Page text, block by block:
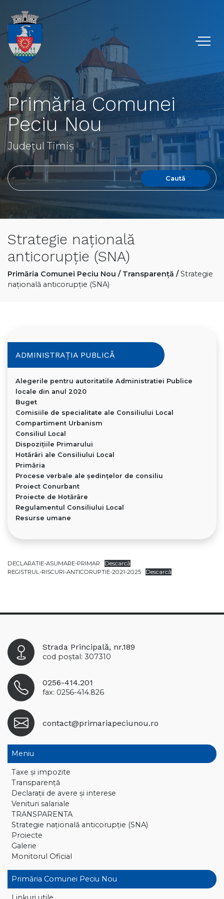
Primăria Comunei
Peciu Nou
Județul Timiș
Caută
Strategie națională
anticorupție (SNA)
Primăria Comunei Peciu Nou / Transparență /Strategie
națională anticorupție (SNA)
ADMINISTRAȚIA PUBLICĂ
Alegerile pentru autoritatile Administratiei Publice
locale din anul 2020
Buget
Comisiile de specialitate ale Consiliului Local
Compartiment Urbanism
Consiliul Local
Dispoziţiile Primarului
Hotărâri ale Consiliului Local
Primăria
Procese verbale ale ședințelor de consiliu
Proiect Conurbant
Proiecte de Hotărâre
Regulamentul Consiliului Local
Resurse umane
DECLARATIE-ASUMARE-PRIMAR
Descarcă
REGISTRUL-RISCURI-ANTICORUPTIE-2021-2025
Descarcă
Strada Principală, nr.189
cod poștal: 307310
0256-414.201
fax: 0256-414.826
contact@primariapeciunou.ro
Meniu
Taxe și impozite
Transparență
Declaraţii de avere și interese
Venituri salariale
TRANSPARENTA
Strategie națională anticorupție (SNA)
Proiecte
Galerie
Monitorul Oficial
Primăria Comunei Peciu Nou